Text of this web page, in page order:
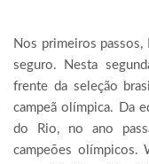
Nos primeiros
seguro. Nesta
frente da seleção
campeã olímpica. Da
do Rio, no ano
campeões olímpicos.